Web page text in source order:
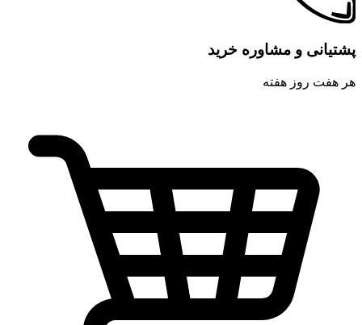
پشتیانی و مشاوره خرید
هر هفت روز هفته